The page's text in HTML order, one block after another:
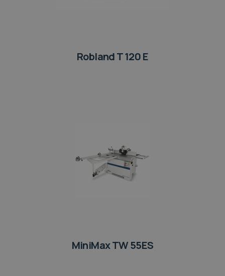
Robland T 120 E
MiniMax TW 55ES